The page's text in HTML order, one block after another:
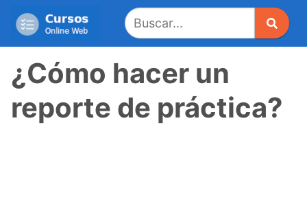
¿Cómo hacer un
reporte de práctica?